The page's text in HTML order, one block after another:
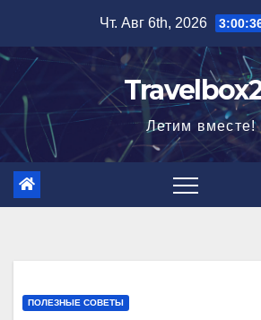
содержимому
Чт. Авг 6th, 2026
Летим вместе!
ПОЛЕЗНЫЕ СОВЕТЫ